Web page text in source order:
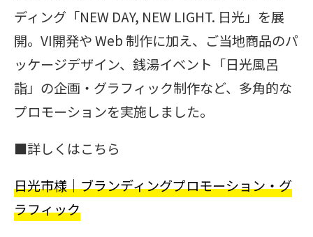
ディング「NEW DAY, NEW LIGHT. 日光」を展
開。VI開発や Web 制作に加え、ご当地商品のパ
ッケージデザイン、銭湯イベント「日光風呂
詣」の企画・グラフィック制作など、多角的な
プロモーションを実施しました。
■詳しくはこちら
日光市様｜ブランディングプロモーション・グ
ラフィック